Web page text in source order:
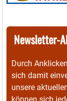
Newsletter-
Durch
sich damit
unsere